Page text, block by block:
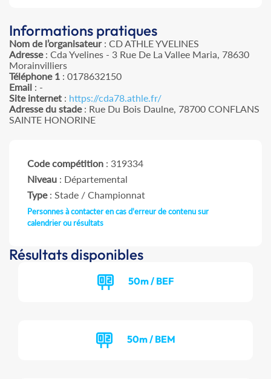
Informations pratiques
Nom de l’organisateur: CD ATHLE YVELINES
Adresse: Cda Yvelines - 3 Rue De La Vallee Maria, 78630
Morainvilliers
Téléphone 1 : 0178632150
Email : -
Site internet : https://cda78.athle.fr/
Adresse du stade: Rue Du Bois Daulne, 78700 CONFLANS
SAINTE HONORINE
Code compétition : 319334
Niveau : Départemental
Type: Stade / Championnat
Personnes à contacter en cas d'erreur de contenu sur
calendrier ou résultats
Résultats disponibles
50m / BEF
50m / BEM